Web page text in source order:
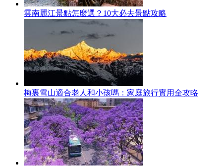
雲南麗江景點怎麼選？10大必去景點攻略
梅裏雪山適合老人和小孩嗎：家庭旅行實用全攻略